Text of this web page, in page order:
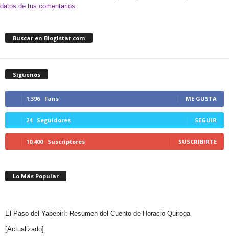
datos de tus comentarios.
Buscar en Blogistar.com
Síguenos
1,396 Fans ME GUSTA
24 Seguidores SEGUIR
10,400 Suscriptores SUSCRIBIRTE
Lo Más Popular
El Paso del Yabebirí: Resumen del Cuento de Horacio Quiroga
[Actualizado]